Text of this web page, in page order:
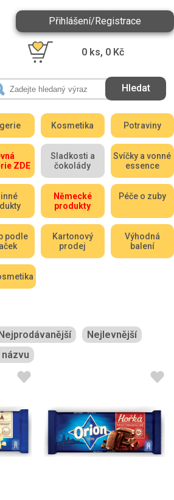
Přihlášení/Registrace
0 ks, 0 Kč
Kosmetika Potraviny
ZDE
Sladkosti a
čokolády
Svíčky a vonné
essence
Německé
produkty
Péče o zuby
podle
Kartonový
prodej
Výhodná
balení
Nejprodávanější
Nejlevnější
názvu